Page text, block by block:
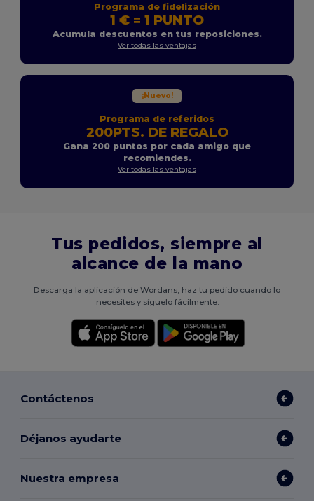
Programa de fidelización
1 € = 1 PUNTO
Acumula descuentos en tus reposiciones.
Ver todas las ventajas
¡Nuevo!
Programa de referidos
200PTS. DE REGALO
Gana 200 puntos por cada amigo que
recomiendes.
Ver todas las ventajas
Tus pedidos, siempre al
alcance de la mano
Descarga la aplicación de Wordans, haz tu pedido cuando lo
necesites y síguelo fácilmente.
Contáctenos
Déjanos ayudarte
Nuestra empresa